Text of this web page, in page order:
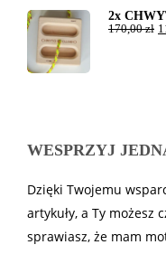
2x
170,00zł
WESPRZYJ
Dzięki Twojemu
artykuły, a Ty możesz
sprawiasz, że mam